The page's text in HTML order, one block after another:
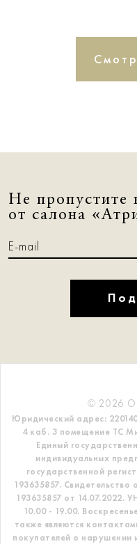
Не пропустите
от салона
© 2026
Юридический адрес:
4 каб. 3 помещение ТС
Единый
индивидуальных
государственной
193635857. Свидетельство
193635857 от 14.07.2022.
10.00 - 19.00.
также являются
покупателей о нарушении